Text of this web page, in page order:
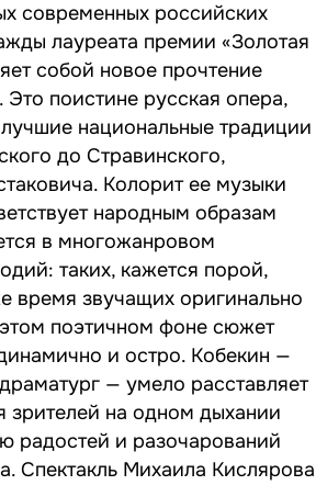
современных российских
лауреата премии «Золотая
собой новое прочтение
Это поистине русская опера,
национальные традиции
до Стравинского,
Колорит ее музыки
народным образам
в многожанровом
таких, кажется порой,
время звучащих оригинально
поэтичном фоне сюжет
и остро. Кобекин —
— умело расставляет
зрителей на одном дыхании
радостей и разочарований
Спектакль Михаила Кислярова